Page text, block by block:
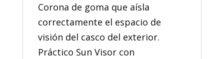
Corona de goma que aísla
correctamente el espacio de
visión del casco del exterior.
Práctico Sun Visor con